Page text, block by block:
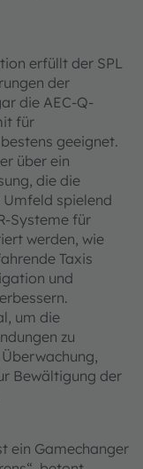
erfüllt der SPL
der
die AEC-Q-
für
geeignet.
über ein
die die
spielend
Systeme für
werden, wie
Taxis
und
um die
zu
Bewältigung der
ein Gamechanger